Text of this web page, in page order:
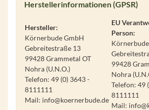
Herstellerinformationen (GPSR)
Hersteller:
Körnerbude GmbH
Gebreitestraße 13
99428 Grammetal OT
Nohra (U.N.O.)
Telefon: 49 (0) 3643 -
8111111
Mail: info@koernerbude.de
EU
Person:
99428
Nohra
Telefon: 49
8111111
Mail: